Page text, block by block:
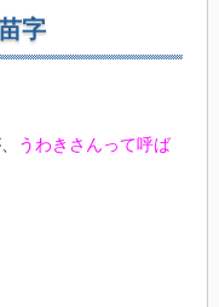
字
うわきさんって呼ば